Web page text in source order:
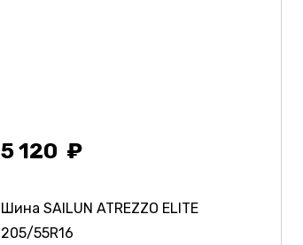
5 120
Шина SAILUN ATREZZO ELITE
205/55R16